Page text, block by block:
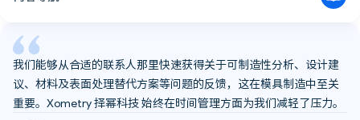
我们能够从合适的联系人那里快速获得关于可制造性分析、设计建
议、材料及表面处理替代方案等问题的反馈，这在模具制造中至关
重要。Xometry 择幂科技 始终在时间管理方面为我们减轻了压力。
从寻找解决方案到建立合作伙伴关系：为什么选择 Xometry择幂科
技？
MiniMolder：塑料注塑格局正在如何变化？
未来展望